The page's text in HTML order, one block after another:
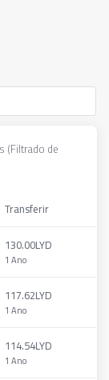
(Filtrado de
Transferir
130.00LYD
1 Ano
117.62LYD
1 Ano
114.54LYD
1 Ano